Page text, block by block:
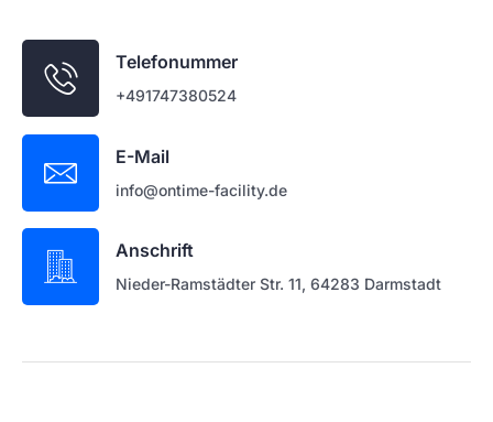
Telefonummer
+491747380524
E-Mail
info@ontime-facility.de
Anschrift
Nieder-Ramstädter Str. 11, 64283 Darmstadt